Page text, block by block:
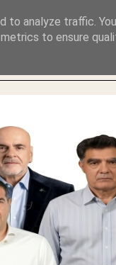
analyze traffic.
to ensure